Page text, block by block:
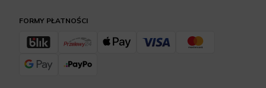
FORMY PŁATNOŚCI